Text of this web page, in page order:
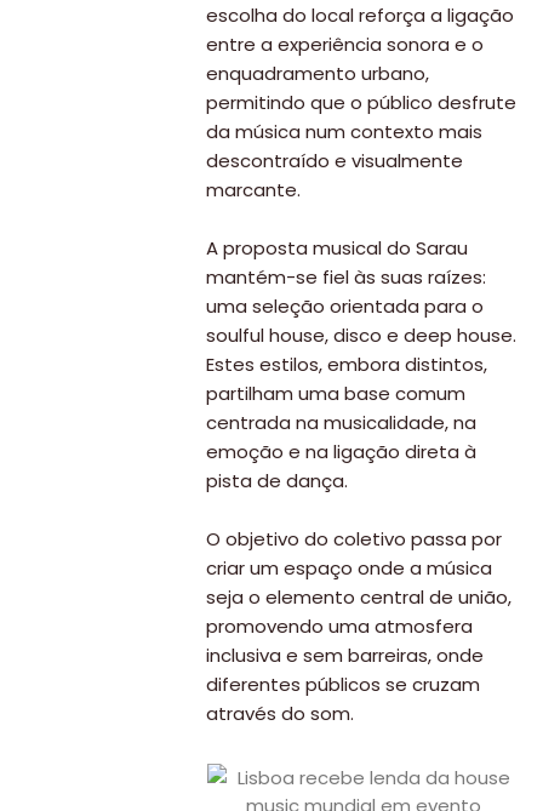
escolha do local reforça a ligação
entre a experiência sonora e o
enquadramento urbano,
permitindo que o público desfrute
da música num contexto mais
descontraído e visualmente
marcante.
A proposta musical do Sarau
mantém-se fiel às suas raízes:
uma seleção orientada para o
soulful house, disco e deep house.
Estes estilos, embora distintos,
partilham uma base comum
centrada na musicalidade, na
emoção e na ligação direta à
pista de dança.
O objetivo do coletivo passa por
criar um espaço onde a música
seja o elemento central de união,
promovendo uma atmosfera
inclusiva e sem barreiras, onde
diferentes públicos se cruzam
através do som.